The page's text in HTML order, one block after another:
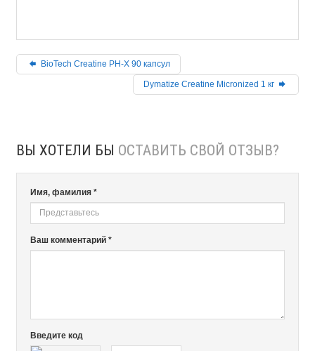
BioTech Creatine PH-X 90 капсул
Dymatize Creatine Micronized 1 кг
ВЫ ХОТЕЛИ БЫ ОСТАВИТЬ СВОЙ ОТЗЫВ?
Имя, фамилия *
Ваш комментарий *
Введите код